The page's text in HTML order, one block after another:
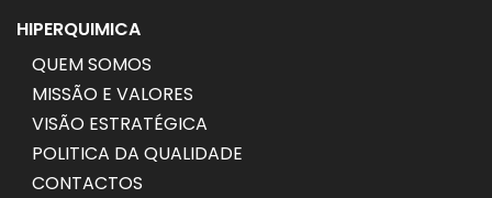
HIPERQUIMICA
QUEM SOMOS
MISSÃO E VALORES
VISÃO ESTRATÉGICA
POLITICA DA QUALIDADE
CONTACTOS